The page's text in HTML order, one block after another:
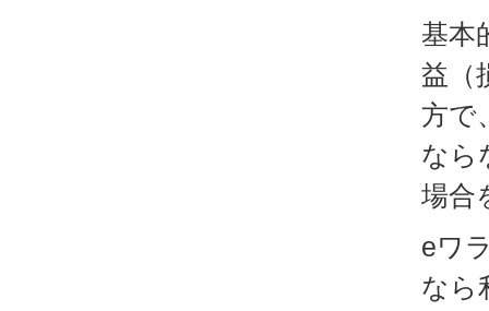
基本
益（
方で
なら
場合
eワ
なら